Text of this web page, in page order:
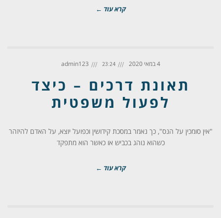
קרא עוד ←
4 במאי 2020 23:24
admin123
תאונת דרכים – כיצד
לפעול משפטית
"אין סומכין על הנס", כך נאמר במסכת קידושין וכפועל יוצא, על האדם להיזהר
כשהוא נוהג בכביש או כאשר הוא מתפקד
קרא עוד ←